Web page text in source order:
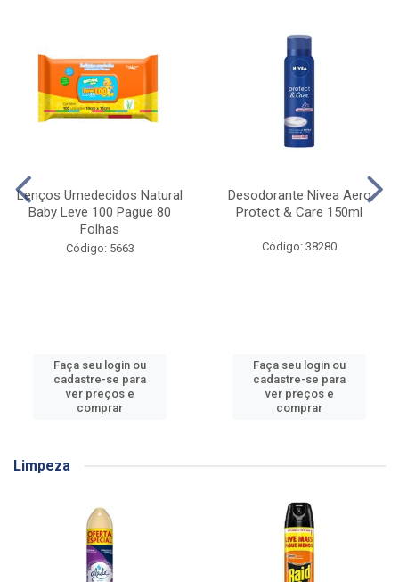
Lenços Umedecidos Natural
Baby Leve 100 Pague 80
Folhas
Código: 5663
Faça seu login ou
cadastre-se para
ver preços e
comprar
Desodorante Nivea Aero
Protect & Care 150ml
Código: 38280
Faça seu login ou
cadastre-se para
ver preços e
comprar
Limpeza